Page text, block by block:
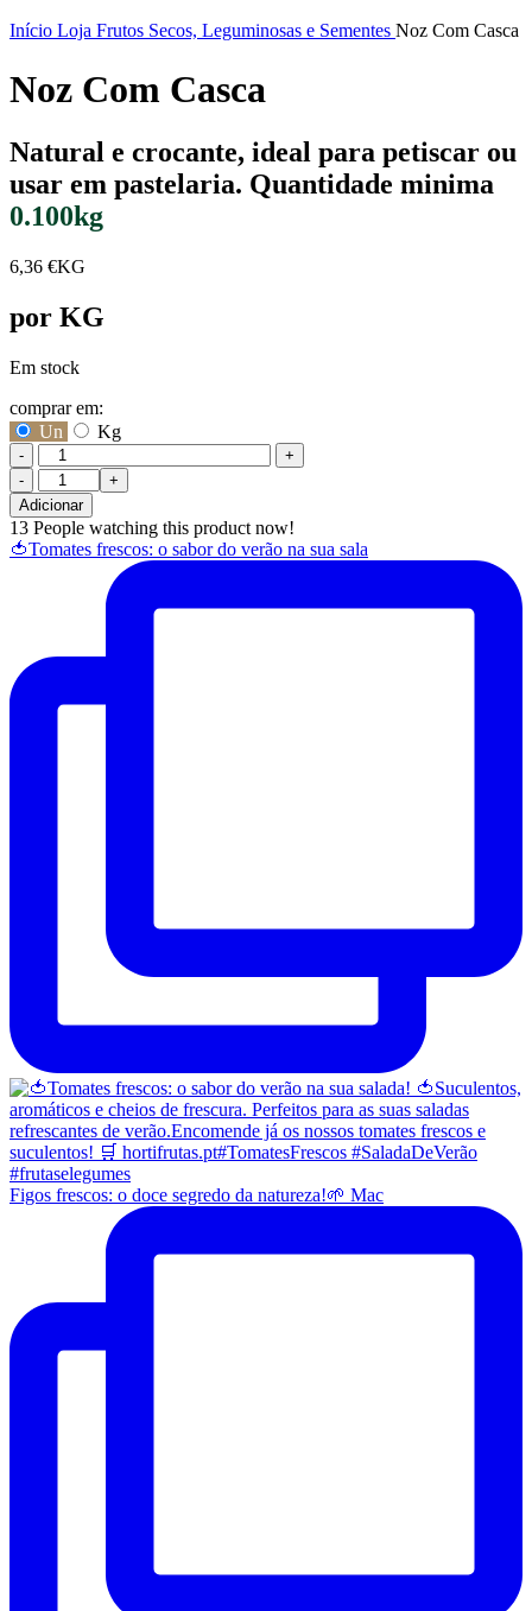
Início Loja Frutos Secos, Leguminosas e Sementes Noz Com Casca
Noz Com Casca
Natural e crocante, ideal para petiscar ou
usar em pastelaria. Quantidade minima
0.100kg
6,36 €KG
por KG
Em stock
comprar em:
Un
Kg
- +
Quantidade
de
Noz
Com
Casca
Adicionar
13 People watching this product now!
🍅Tomates frescos: o sabor do verão na sua sala
Figos frescos: o doce segredo da natureza!🌱 Mac